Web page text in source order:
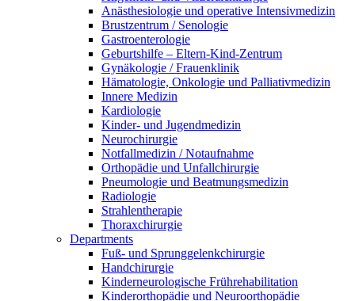
Anästhesiologie und operative Intensivmedizin
Brustzentrum / Senologie
Gastroenterologie
Geburtshilfe – Eltern-Kind-Zentrum
Gynäkologie / Frauenklinik
Hämatologie, Onkologie und Palliativmedizin
Innere Medizin
Kardiologie
Kinder- und Jugendmedizin
Neurochirurgie
Notfallmedizin / Notaufnahme
Orthopädie und Unfallchirurgie
Pneumologie und Beatmungsmedizin
Radiologie
Strahlentherapie
Thoraxchirurgie
Departments
Fuß- und Sprunggelenkchirurgie
Handchirurgie
Kinderneurologische Frührehabilitation
Kinderorthopädie und Neuroorthopädie